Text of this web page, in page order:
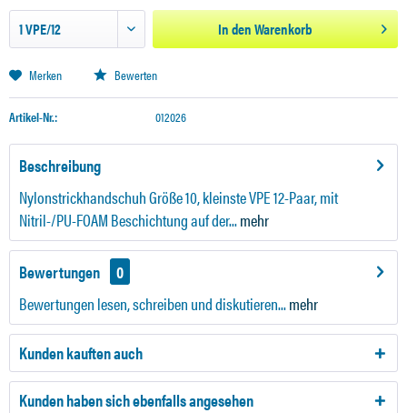
In denWarenkorb
Merken Bewerten
Artikel-Nr.: 012026
Beschreibung
Nylonstrickhandschuh Größe 10, kleinste VPE 12-Paar, mit
Nitril-/PU-FOAM Beschichtung auf der...mehr
Bewertungen
0
Bewertungen lesen, schreiben und diskutieren...mehr
Kunden kauften auch
Kunden haben sich ebenfalls angesehen